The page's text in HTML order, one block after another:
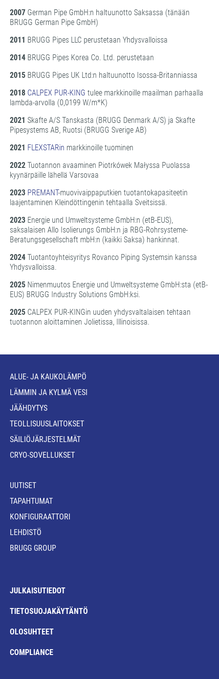
2007 German Pipe GmbH:n haltuunotto Saksassa (tänään
BRUGG German Pipe GmbH)
2011 BRUGG Pipes LLC perustetaan Yhdysvalloissa
2014 BRUGG Pipes Korea Co. Ltd. perustetaan
2015 BRUGG Pipes UK Ltd:n haltuunotto Isossa-Britanniassa
2018 CALPEX PUR-KING tulee markkinoille maailman parhaalla
lambda-arvolla (0,0199 W/m*K)
2021 Skafte A/S Tanskasta (BRUGG Denmark A/S) ja Skafte
Pipesystems AB, Ruotsi (BRUGG Sverige AB)
2021 FLEXSTARin markkinoille tuominen
2022 Tuotannon avaaminen Piotrkówek Małyssa Puolassa
kyynärpäille lähellä Varsovaa
2023 PREMANT-muovivaippaputkien tuotantokapasiteetin
laajentaminen Kleindöttingenin tehtaalla Sveitsissä.
2023 Energie und Umweltsysteme GmbH:n (etB-EUS),
saksalaisen Allo Isolierungs GmbH:n ja RBG-Rohrsysteme-
Beratungsgesellschaft mbH:n (kaikki Saksa) hankinnat.
2024 Tuotantoyhteisyritys Rovanco Piping Systemsin kanssa
Yhdysvalloissa.
2025 Nimenmuutos Energie und Umweltsysteme GmbH:sta (etB-
EUS) BRUGG Industry Solutions GmbH:ksi.
2025 CALPEX PUR-KINGin uuden yhdysvaltalaisen tehtaan
tuotannon aloittaminen Jolietissa, Illinoisissa.
ALUE- JA KAUKOLÄMPÖ
LÄMMIN JA KYLMÄ VESI
JÄÄHDYTYS
TEOLLISUUSLAITOKSET
SÄILIÖJÄRJESTELMÄT
CRYO-SOVELLUKSET
UUTISET
TAPAHTUMAT
KONFIGURAATTORI
LEHDISTÖ
BRUGG GROUP
JULKAISUTIEDOT
TIETOSUOJAKÄYTÄNTÖ
OLOSUHTEET
COMPLIANCE